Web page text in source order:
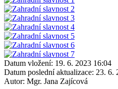
Datum vložení: 19. 6. 2023 16:04
Datum poslední aktualizace: 23. 6.
Autor: Mgr. Jana Zajícová